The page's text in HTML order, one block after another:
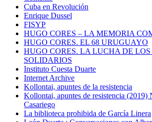
Cuba en Revolución
Enrique Dussel
FISYP
HUGO CORES – LA MEMORIA
HUGO CORES. EL 68 URUGUAYO
HUGO CORES. LA LUCHA DE LOS
SOLIDARIOS
Instituto Cuesta Duarte
Internet Archive
Kollontai, apuntes de la resistencia
Kollontai, apuntes de resistencia (2019)
Casariego
La biblioteca prohibida de García Linera